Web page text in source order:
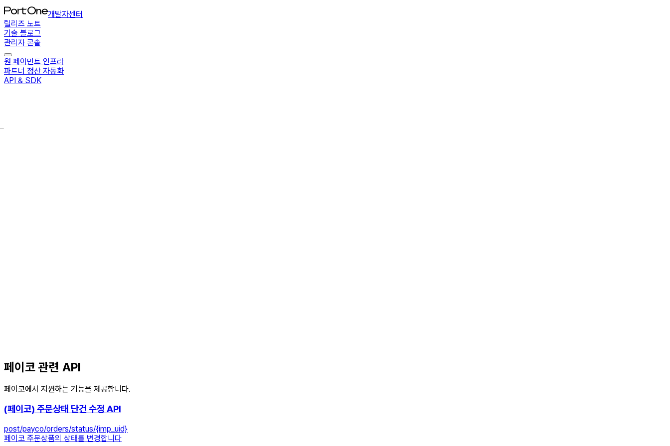
개발자센터
릴리즈 노트
기술 블로그
관리자 콘솔
원 페이먼트 인프라
파트너 정산 자동화
API & SDK
페이코 관련 API
페이코에서 지원하는 기능을 제공합니다.
(페이코) 주문상태 단건 수정 API
post/payco/orders/status/{imp_uid}
페이코 주문상품의 상태를 변경합니다